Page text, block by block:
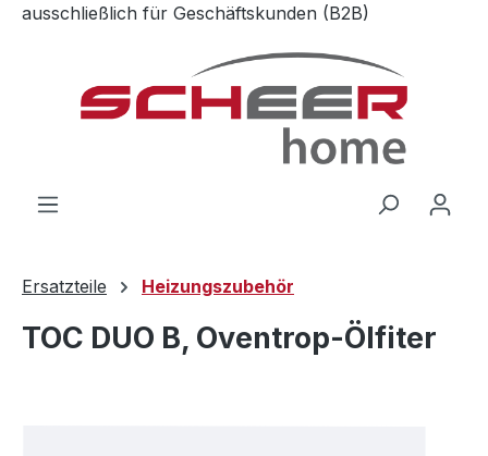
Zum Hauptinhalt springen
ausschließlich für Geschäftskunden (B2B)
Ersatzteile Heizungszubehör
TOC DUO B, Oventrop-Ölfiter